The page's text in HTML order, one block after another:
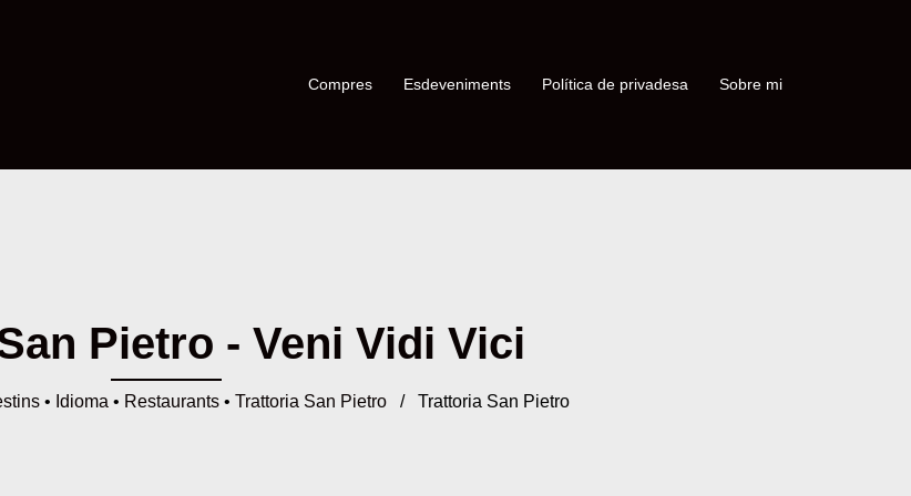
Compres Esdeveniments Política de privadesa Sobre mi
Pietro - Veni Vidi Vici
• Idioma • Restaurants• Trattoria San Pietro/ Trattoria San Pietro